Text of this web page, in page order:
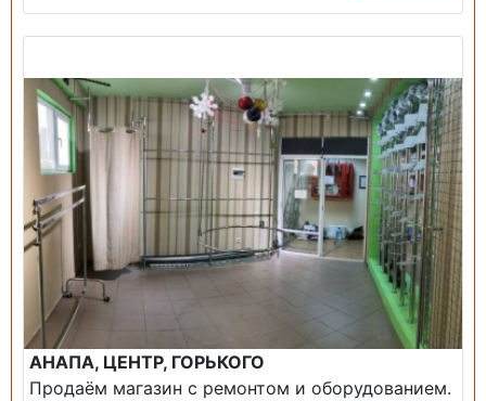
АНАПА, ЦЕНТР, ГОРЬКОГО
Продаём магазин с ремонтом и оборудованием.